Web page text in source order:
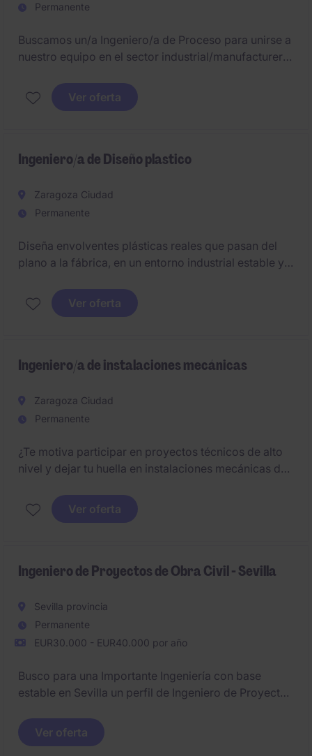
Permanente
Buscamos un/a Ingeniero/a de Proceso para unirse a
nuestro equipo en el sector industrial/manufacturero.
Ver oferta
Ingeniero/a de Diseño plastico
Zaragoza Ciudad
Permanente
Diseña envolventes plásticas reales que pasan del
plano a la fábrica, en un entorno industrial estable y
Ver oferta
Ingeniero/a de instalaciones mecánicas
Zaragoza Ciudad
Permanente
¿Te motiva participar en proyectos técnicos de alto
nivel y dejar tu huella en instalaciones mecánicas de
Ver oferta
Ingeniero de Proyectos de Obra Civil - Sevilla
Sevilla provincia
Permanente
EUR30.000 - EUR40.000 por año
Busco para una Importante Ingeniería con base
estable en Sevilla un perfil de Ingeniero de Proyectos
técnico para dar apoyo a los proyectos en la fase de
estudio, redacción de proyectos.
Ver oferta